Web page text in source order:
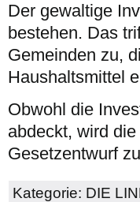
Der gewaltige
bestehen. Das
Gemeinden zu,
Haushaltsmittel
Obwohl die
abdeckt, wird
Gesetzentwurf
Kategorie: DIE